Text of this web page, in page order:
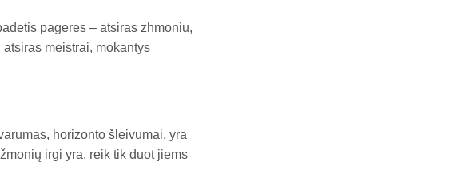
pageres – atsiras zhmoniu,
meistrai, mokantys
horizonto šleivumai, yra
irgi yra, reik tik duot jiems